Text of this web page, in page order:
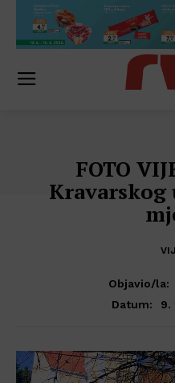
FOTO
Kravarskog
Objavio/la:
Datum:
9.